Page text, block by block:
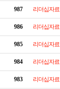
987 리더십자료
986 리더십자료
985 리더십자료
984 리더십자료
983 리더십자료